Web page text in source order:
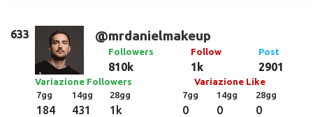
633 @mrdanielmakeup
Followers
810k
Follow
1k
Post
2901
Variazione Followers
7gg
184
14gg
431
28gg
1k
Variazione Like
7gg
0
14gg
0
28gg
0